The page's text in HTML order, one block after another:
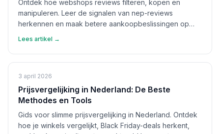
Ontdek hoe webshops reviews filteren, kopen en
manipuleren. Leer de signalen van nep-reviews
herkennen en maak betere aankoopbeslissingen op
Lees artikel →
3 april 2026
Prijsvergelijking in Nederland: De Beste
Methodes en Tools
Gids voor slimme prijsvergelijking in Nederland. Ontdek
hoe je winkels vergelijkt, Black Friday-deals herkent,